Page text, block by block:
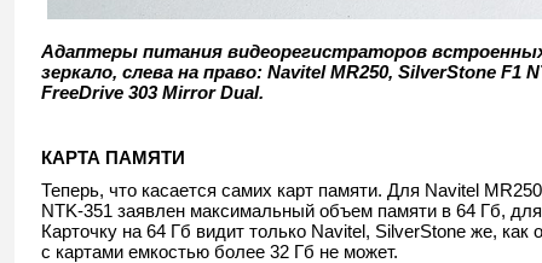
Адаптеры питания видеорегистраторов
зеркало, слева на право: Navitel MR250, SilverStone F1
FreeDrive 303 Mirror Dual.
КАРТА ПАМЯТИ
Теперь, что касается самих карт памяти. Для Navitel
NTK-351 заявлен максимальный объем памяти в 64 Гб,
Карточку на 64 Гб видит только Navitel, SilverStone же, как
с картами емкостью более 32 Гб не может.